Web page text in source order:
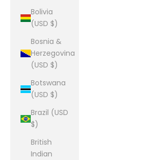
Bolivia
(USD $)
Bosnia &
Herzegovina
(USD $)
Botswana
(USD $)
Brazil (USD
$)
British
Indian